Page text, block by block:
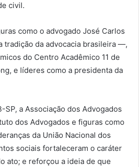
civil.
como o advogado José Carlos
tradição da advocacia brasileira —,
do Centro Acadêmico 11 de
e líderes como a presidenta da
SP, a Associação dos Advogados
dos Advogados e figuras como
da União Nacional dos
sociais fortaleceram o caráter
ato; e reforçou a ideia de que